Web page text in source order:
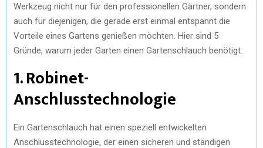
Werkzeug nicht nur für den professionellen Gärtner, sondern
auch für diejenigen, die gerade erst einmal entspannt die
Vorteile eines Gartens genießen möchten. Hier sind 5
Gründe, warum jeder Garten einen Gartenschlauch benötigt.
1. Robinet-
Anschlusstechnologie
Ein Gartenschlauch hat einen speziell entwickelten
Anschlusstechnologie, der einen sicheren und ständigen